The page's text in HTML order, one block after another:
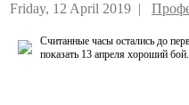
Friday, 12 April 2019 |
Считанные часы остались до
показать 13 апреля хороший бой.